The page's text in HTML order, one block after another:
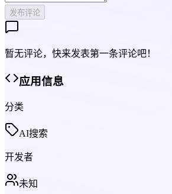
发布评论
暂无评论，快来发表第一条评论吧！
应用信息
分类
AI搜索
开发者
未知